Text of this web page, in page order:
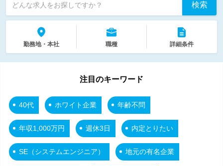
どんな求人をお探しですか？ 検索
勤務地・本社 職種 詳細条件
注目のキーワード
40代 ホワイト企業 年齢不問
年収1,000万円 週休3日 内定とりたい
SE（システムエンジニア） 地元の有名企業